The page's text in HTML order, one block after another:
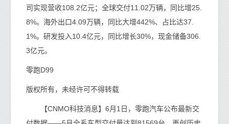
司实现营收108.2亿元；全球交付11.02万辆，同比增25.
8%。海外出口4.09万辆，同比大增442%、占比达37.
1%。研发投入10.4亿元，同比增长30%，现金储备306.
3亿元。
零跑D99
版权所有，未经许可不得转载
【CNMO科技消息】6月1日，零跑汽车公布最新交